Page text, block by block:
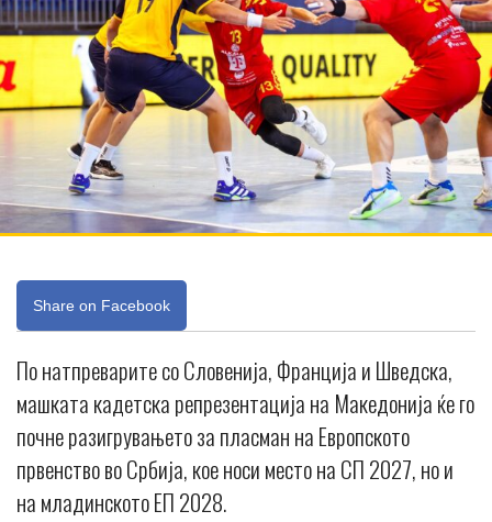
Share on Facebook
По натпреварите со Словенија, Франција и Шведска,
машката кадетска репрезентација на Македонија ќе го
почне разигрувањето за пласман на Европското
првенство во Србија, кое носи место на СП 2027, но и
на младинското ЕП 2028.